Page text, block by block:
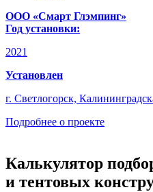
ООО «Смарт Глэмпинг»
Год установки:
2021
Установлен
г. Светлогорск,
Подробнее о проекте
Калькулятор
и тентовых